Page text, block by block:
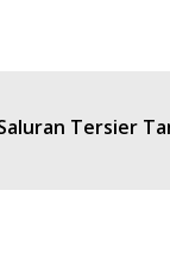
Tersier